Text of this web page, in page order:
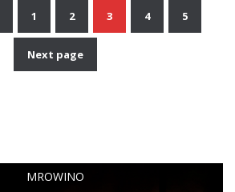
Nawigacja
1 2 3 4 5
Next page
MROWINO